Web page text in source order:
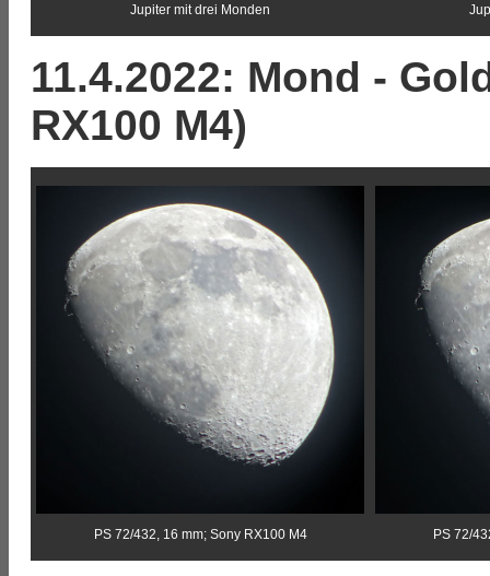
Jupiter mit drei Monden
11.4.2022: Mond -
RX100 M4)
PS 72/432, 16 mm; Sony RX100 M4 PS 72/